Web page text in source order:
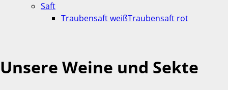
Saft
Traubensaft weißTraubensaft rot
Unsere Weine und Sekte